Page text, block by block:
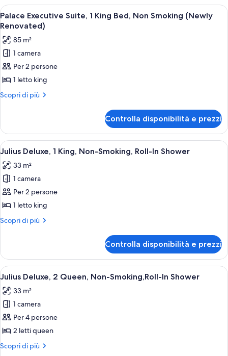
(Newly
Renovated)
Suite,
1
King
(Newly
Renovated)
Apri
tutte
le
foto
per
Palace
Executive
Suite,
Bed,
Non
Smoking
(Newly
Renovated)
Una camera d'albergo con un letto
4
Palace Executive Suite, 1 King Bed, Non Smoking (Newly
Renovated)
85 m²
1 camera
Per 2 persone
1 letto king
Scopri di più
Altri
Executive
Suite,
1
Bed,
Non
Smoking
(Newly
Renovated)
Controlla disponibilità e prezzi
Apri
tutte
le
foto
per
Julius
Deluxe,
Non-
Smoking,
Roll-
In
Shower
Una camera d'albergo con un letto
5
Julius Deluxe, 1 King, Non-Smoking, Roll-In Shower
33 m²
1 camera
Per 2 persone
1 letto king
Scopri di più
Altri
Deluxe,
King,
Smoking,
Roll-
In
Shower
Controlla disponibilità e prezzi
Apri
tutte
le
foto
per
Julius
Deluxe,
Camera d'albergo con due letti, una
5
Julius Deluxe, 2 Queen, Non-Smoking,Roll-In Shower
33 m²
1 camera
Per 4 persone
2 letti queen
Scopri di più
Altri